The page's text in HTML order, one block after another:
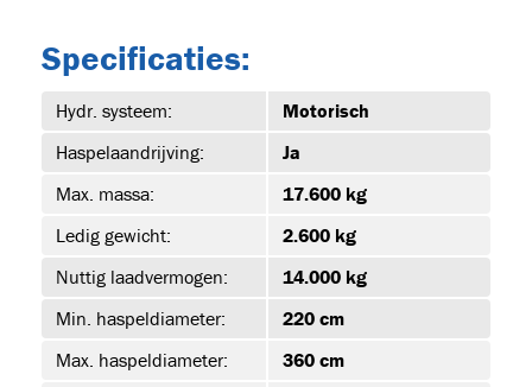
Specificaties:
Hydr. systeem:
Motorisch
Haspelaandrijving:
Ja
Max. massa:
17.600 kg
Ledig gewicht:
2.600 kg
Nuttig laadvermogen:
14.000 kg
Min. haspeldiameter:
220 cm
Max. haspeldiameter:
360 cm